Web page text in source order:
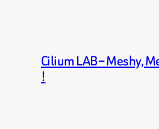
Cilium LAB – Meshy,
!